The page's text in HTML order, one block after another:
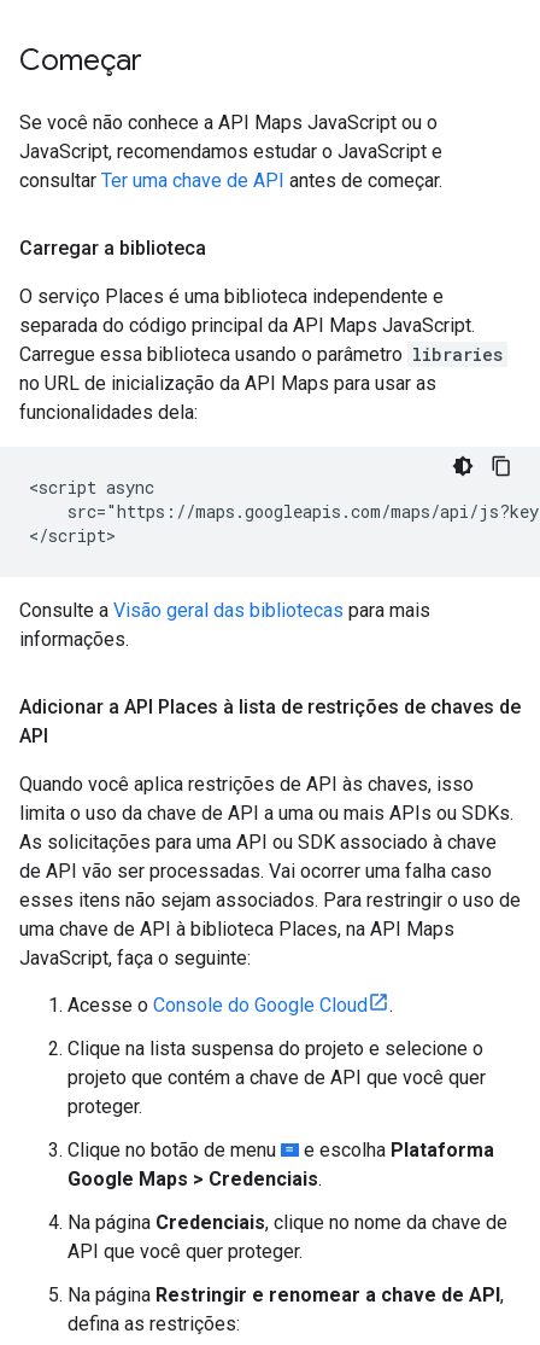
Começar
Se você não conhece a API Maps JavaScript ou o
JavaScript, recomendamos estudar o JavaScript e
consultar Ter uma chave de API antes de começar.
Carregar a biblioteca
O serviço Places é uma biblioteca independente e
separada do código principal da API Maps JavaScript.
Carregue essa biblioteca usando o parâmetro libraries
no URL de inicialização da API Maps para usar as
funcionalidades dela:
<script async
src="https://maps.googleapis.com/maps/api/
</script>
Consulte a Visão geral das bibliotecas para mais
informações.
Adicionar a API Places à lista de restrições de chaves de
API
Quando você aplica restrições de API às chaves, isso
limita o uso da chave de API a uma ou mais APIs ou SDKs.
As solicitações para uma API ou SDK associado à chave
de API vão ser processadas. Vai ocorrer uma falha caso
esses itens não sejam associados. Para restringir o uso de
uma chave de API à biblioteca Places, na API Maps
JavaScript, faça o seguinte:
Acesse o Console do Google Cloud
.
Clique na lista suspensa do projeto e selecione o
projeto que contém a chave de API que você quer
proteger.
Clique no botão de menu
e escolha Plataforma
Google Maps > Credenciais.
Na página Credenciais, clique no nome da chave de
API que você quer proteger.
Na página Restringir e renomear a chave de API,
defina as restrições: